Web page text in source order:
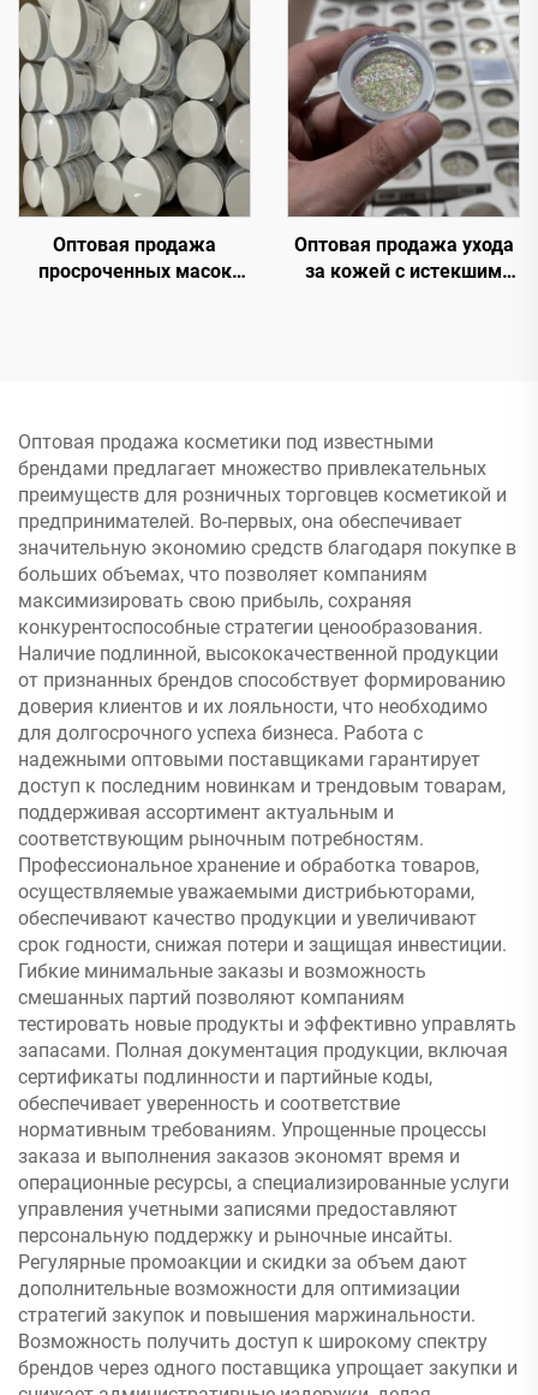
избыточных роскошных
ароматов для
международных
покупателей
скидочным ценам для
интернет-магазинов, спа
и розничных магазинов
Оптовая продажа
просроченных масок
Оптовая продажа ухода
за кожей с истекшим
Оптовая продажа косметики под известными
брендами предлагает множество привлекательных
преимуществ для розничных торговцев косметикой и
предпринимателей. Во-первых, она обеспечивает
значительную экономию средств благодаря покупке в
больших объемах, что позволяет компаниям
максимизировать свою прибыль, сохраняя
конкурентоспособные стратегии ценообразования.
Наличие подлинной, высококачественной продукции
от признанных брендов способствует формированию
доверия клиентов и их лояльности, что необходимо
для долгосрочного успеха бизнеса. Работа с
надежными оптовыми поставщиками гарантирует
доступ к последним новинкам и трендовым товарам,
поддерживая ассортимент актуальным и
соответствующим рыночным потребностям.
Профессиональное хранение и обработка товаров,
осуществляемые уважаемыми дистрибьюторами,
обеспечивают качество продукции и увеличивают
срок годности, снижая потери и защищая инвестиции.
Гибкие минимальные заказы и возможность
смешанных партий позволяют компаниям
тестировать новые продукты и эффективно управлять
запасами. Полная документация продукции, включая
сертификаты подлинности и партийные коды,
обеспечивает уверенность и соответствие
нормативным требованиям. Упрощенные процессы
заказа и выполнения заказов экономят время и
операционные ресурсы, а специализированные услуги
управления учетными записями предоставляют
персональную поддержку и рыночные инсайты.
Регулярные промоакции и скидки за объем дают
дополнительные возможности для оптимизации
стратегий закупок и повышения маржинальности.
Возможность получить доступ к широкому спектру
брендов через одного поставщика упрощает закупки и